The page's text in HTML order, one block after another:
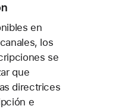
en
los
se
que
directrices
e